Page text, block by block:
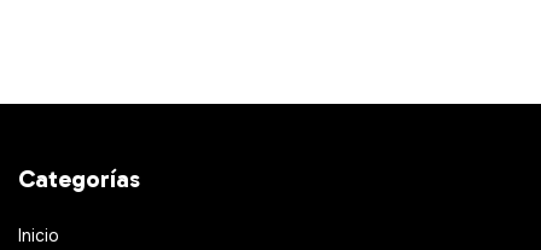
Categorías
Inicio